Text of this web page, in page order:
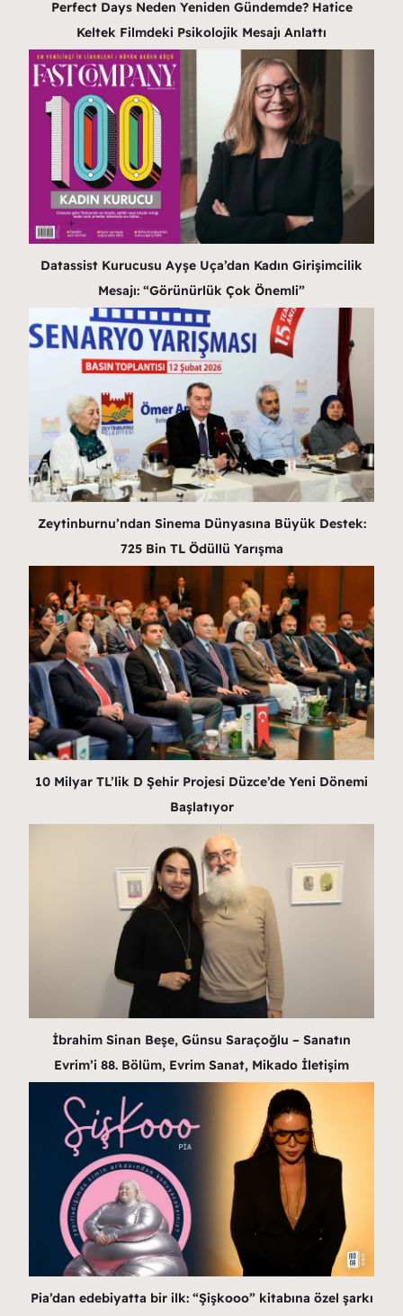
Perfect Days Neden Yeniden Gündemde? Hatice
Keltek Filmdeki Psikolojik Mesajı Anlattı
Datassist Kurucusu Ayşe Uça’dan Kadın Girişimcilik
Mesajı: “Görünürlük Çok Önemli”
Zeytinburnu’ndan Sinema Dünyasına Büyük Destek:
725 Bin TL Ödüllü Yarışma
10 Milyar TL’lik D Şehir Projesi Düzce’de Yeni Dönemi
Başlatıyor
İbrahim Sinan Beşe, Günsu Saraçoğlu – Sanatın
Evrim’i 88. Bölüm, Evrim Sanat, Mikado İletişim
Pia’dan edebiyatta bir ilk: “Şişkooo” kitabına özel şarkı